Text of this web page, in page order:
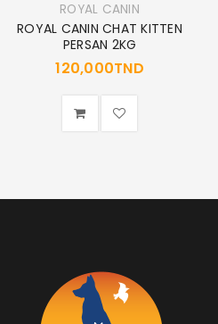
ROYAL CANIN
ROYAL CANIN CHAT KITTEN
PERSAN 2KG
120,000TND